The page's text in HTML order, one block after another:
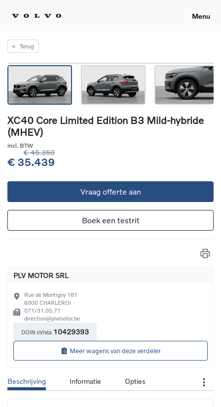
Menu
< Terug
XC40 Core Limited Edition B3 Mild-hybride
(MHEV)
incl. BTW
€ 45.350
€ 35.439
Vraag offerte aan
Boek een testrit
PLV MOTOR SRL
Rue de Montigny 181
6000 CHARLEROI
071/31.05.71
direction@plvmotor.be
DOIN nVista 10429393
Meer wagens van deze verdeler
Beschrijving Informatie Opties